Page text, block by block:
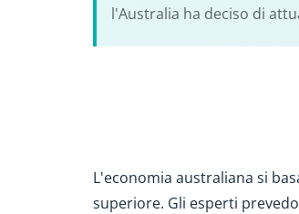
l'Australia ha deciso di
L'economia australiana si
superiore. Gli esperti